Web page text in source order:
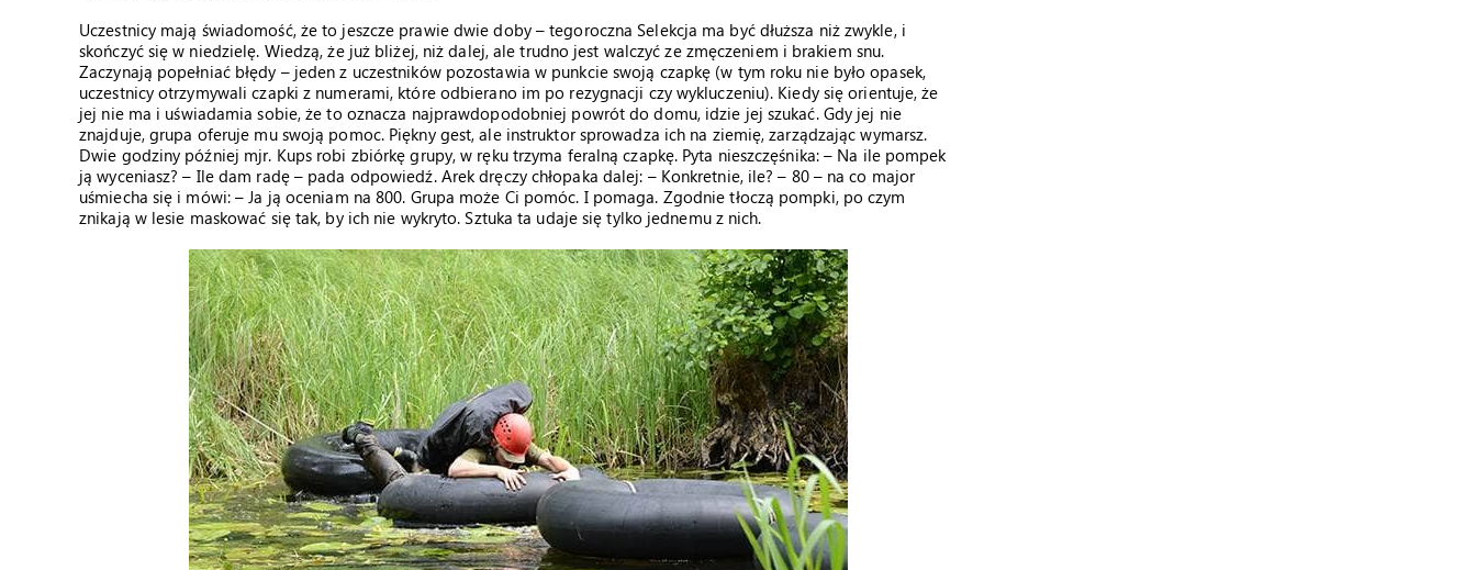
Uczestnicy mają świadomość, że to jeszcze prawie dwie doby – tegoroczna Selekcja ma być dłuższa niż zwykle, i
skończyć się w niedzielę. Wiedzą, że już bliżej, niż dalej, ale trudno jest walczyć ze zmęczeniem i brakiem snu.
Zaczynają popełniać błędy – jeden z uczestników pozostawia w punkcie swoją czapkę (w tym roku nie było opasek,
uczestnicy otrzymywali czapki z numerami, które odbierano im po rezygnacji czy wykluczeniu). Kiedy się orientuje, że
jej nie ma i uświadamia sobie, że to oznacza najprawdopodobniej powrót do domu, idzie jej szukać. Gdy jej nie
znajduje, grupa oferuje mu swoją pomoc. Piękny gest, ale instruktor sprowadza ich na ziemię, zarządzając wymarsz.
Dwie godziny później mjr. Kups robi zbiórkę grupy, w ręku trzyma feralną czapkę. Pyta nieszczęśnika: – Na ile pompek
ją wyceniasz? – Ile dam radę – pada odpowiedź. Arek dręczy chłopaka dalej: – Konkretnie, ile? – 80 – na co major
uśmiecha się i mówi: – Ja ją oceniam na 800. Grupa może Ci pomóc. I pomaga. Zgodnie tłoczą pompki, po czym
znikają w lesie maskować się tak, by ich nie wykryto. Sztuka ta udaje się tylko jednemu z nich.